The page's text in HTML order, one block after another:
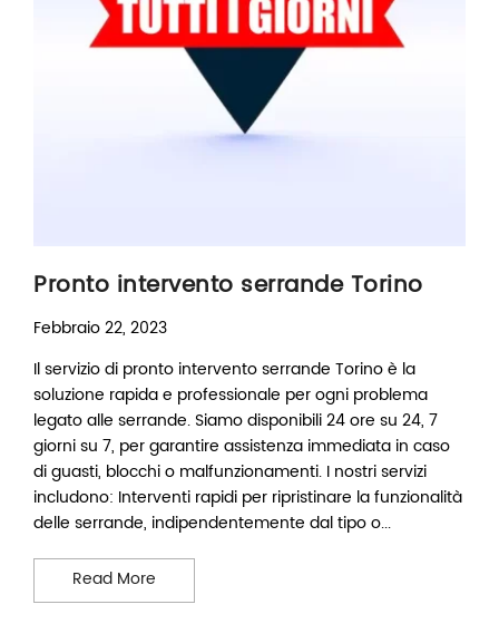
Pronto intervento serrande Torino
Febbraio 22, 2023
Il servizio di pronto intervento serrande Torino è la
soluzione rapida e professionale per ogni problema
legato alle serrande. Siamo disponibili 24 ore su 24, 7
giorni su 7, per garantire assistenza immediata in caso
di guasti, blocchi o malfunzionamenti. I nostri servizi
includono: Interventi rapidi per ripristinare la funzionalità
delle serrande, indipendentemente dal tipo o...
Read More